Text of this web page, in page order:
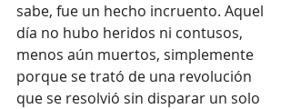
sabe, fue un hecho incruento. Aquel
día no hubo heridos ni contusos,
menos aún muertos, simplemente
porque se trató de una revolución
que se resolvió sin disparar un solo